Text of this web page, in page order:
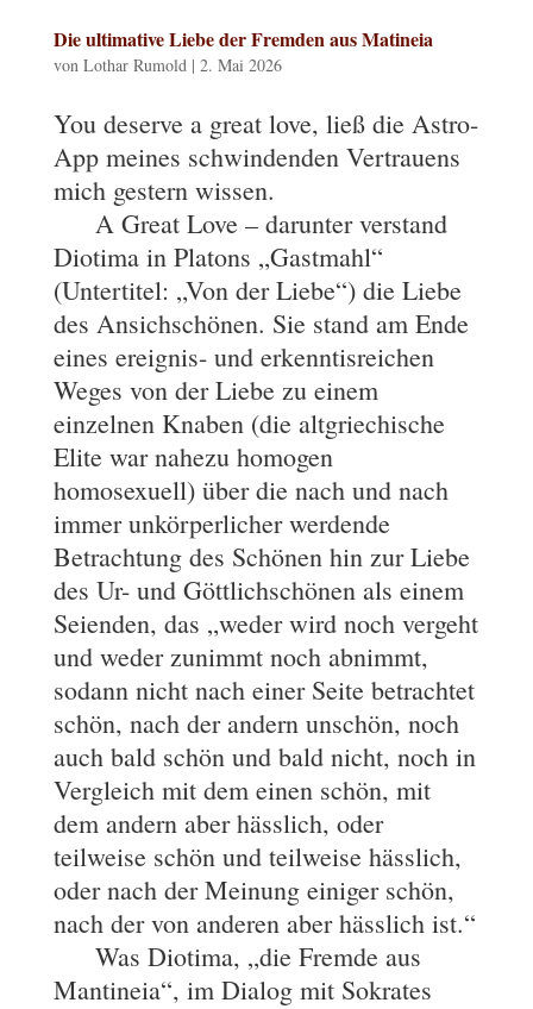
Die ultimative Liebe der Fremden aus Matineia
von Lothar Rumold| 2. Mai 2026
You deserve a great love, ließ die Astro-
App meines schwindenden Vertrauens
mich gestern wissen.
A Great Love – darunter verstand
Diotima in Platons „Gastmahl“
(Untertitel: „Von der Liebe“) die Liebe
des Ansichschönen. Sie stand am Ende
eines ereignis- und erkenntisreichen
Weges von der Liebe zu einem
einzelnen Knaben (die altgriechische
Elite war nahezu homogen
homosexuell) über die nach und nach
immer unkörperlicher werdende
Betrachtung des Schönen hin zur Liebe
des Ur- und Göttlichschönen als einem
Seienden, das „weder wird noch vergeht
und weder zunimmt noch abnimmt,
sodann nicht nach einer Seite betrachtet
schön, nach der andern unschön, noch
auch bald schön und bald nicht, noch in
Vergleich mit dem einen schön, mit
dem andern aber hässlich, oder
teilweise schön und teilweise hässlich,
oder nach der Meinung einiger schön,
nach der von anderen aber hässlich ist.“
Was Diotima, „die Fremde aus
Mantineia“, im Dialog mit Sokrates